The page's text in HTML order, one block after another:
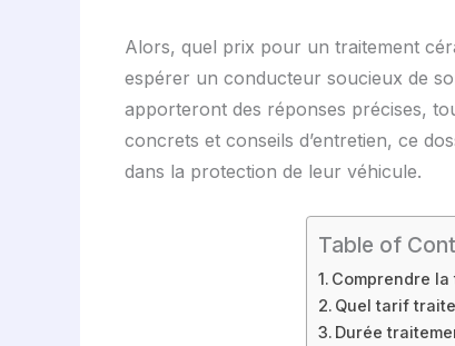
Alors, quel prix pour un traitement
espérer un conducteur soucieux de
apporteront des réponses précises,
concrets et conseils d’entretien, ce
dans la protection de leur véhicule.
Table of
Comprendre
Quel tarif
Durée